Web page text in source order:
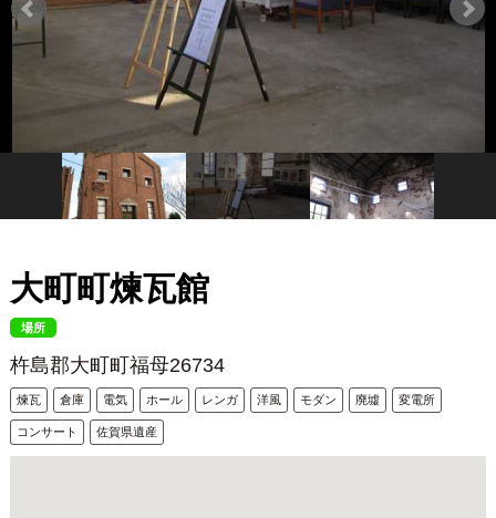
大町町煉瓦館
場所
杵島郡大町町福母26734
煉瓦 倉庫 電気 ホール レンガ 洋風 モダン 廃墟 変電所
コンサート 佐賀県遺産